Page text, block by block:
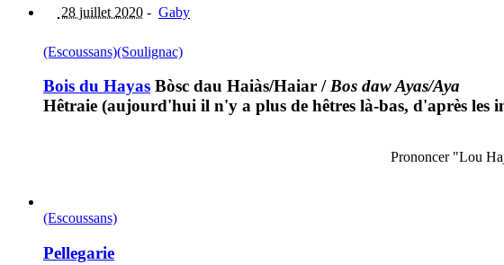
28 juillet 2020 - Gaby
(Escoussans)(Soulignac)
Bois du Hayas Bòsc dau Haiàs/Haiar /Bos daw Ayas/Aya
Hêtraie (aujourd'hui il n'y a plus de hêtres là-bas, d'après les
Prononcer "Lou
(Escoussans)
Pellegarie